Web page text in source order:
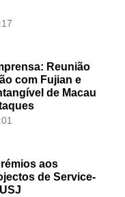
Reunião
com Fujian e
de Macau
aos
de Service-